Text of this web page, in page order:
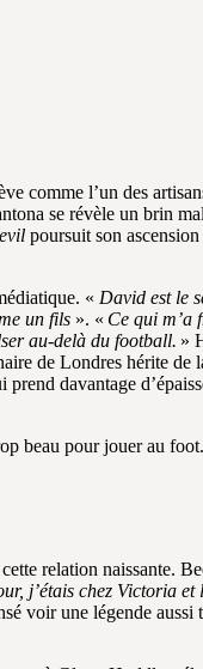
comme l’un des
se révèle un brin
poursuit son
« David est le
un fils ». « Ce qui m’a
au-delà du football. »
de Londres hérite de
davantage
beau pour jouer au
relation naissante.
j’étais chez Victoria
voir une légende aussi